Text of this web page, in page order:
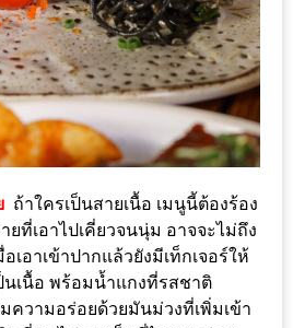
ถ้าใครเป็นสายเนื้อ เมนูนี้ต้องร้อง
ที่เอาไปเคี่ยวจนนุ่ม อาจจะไม่ถึง
เอาเข้าปากแล้วยังมีเท็กเจอร์ให้
นเนื้อ พร้อมน้ำแกงที่รสชาติ
วามอร่อยด้วยมันม่วงที่เพิ่มเข้า